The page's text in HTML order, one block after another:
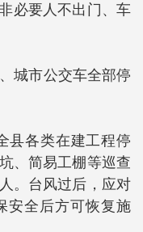
必要人不出门、车
城市公交车全部停
县各类在建工程停
、简易工棚等巡查
。台风过后，应对
安全后方可恢复施